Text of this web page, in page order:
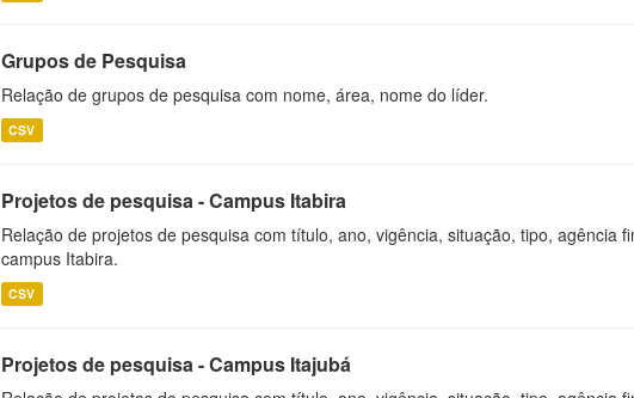
Grupos de Pesquisa
Relação de grupos de pesquisa com nome, área, nome do líder.
CSV
Projetos de pesquisa - Campus Itabira
Relação de projetos de pesquisa com título, ano, vigência, situação, tipo, agência
campus Itabira.
CSV
Projetos de pesquisa - Campus Itajubá